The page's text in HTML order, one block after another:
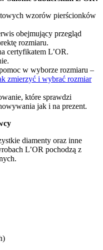
wzorów pierścionków
obejmujący przegląd
rozmiaru.
certyfikatem L’OR.
w wyborze rozmiaru –
zmierzyć i wybrać rozmiar
które sprawdzi
jak i na prezent.
diamenty oraz inne
L’OR pochodzą z